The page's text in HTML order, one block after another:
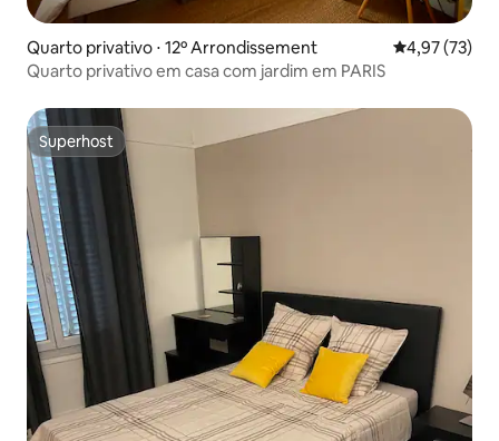
Quarto privativo ⋅ 12º Arrondissement 4,97 de uma
4,97 (73)
Quarto privativo em casa com jardim em PARIS
Superhost
Superhost